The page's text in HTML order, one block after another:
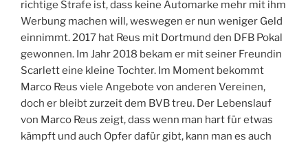
richtige Strafe ist, dass keine Automarke mehr mit ihm
Werbung machen will, weswegen er nun weniger Geld
einnimmt. 2017 hat Reus mit Dortmund den DFB Pokal
gewonnen. Im Jahr 2018 bekam er mit seiner Freundin
Scarlett eine kleine Tochter. Im Moment bekommt
Marco Reus viele Angebote von anderen Vereinen,
doch er bleibt zurzeit dem BVB treu. Der Lebenslauf
von Marco Reus zeigt, dass wenn man hart für etwas
kämpft und auch Opfer dafür gibt, kann man es auch